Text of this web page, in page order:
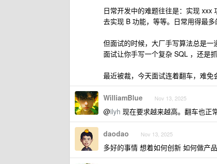
日常开发中的难题往往是：实现 xxx
去实现 B 功能，等等。日常用得最
但面试的时候，大厂手写算法总是
面试让你手写一个复杂 SQL ，还是抓
最近被裁，今天面试连着翻车，难免
WilliamBlue Nov 13, 2025
@ilyh 现在要求越来越高。翻车也正
daodao Nov 13, 2025
多好的事情 想着如何创新 如何做产